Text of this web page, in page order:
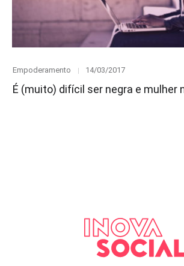
Category
Empoderamento
Posted
14/03/2017
É (muito) difícil ser negra e mulher